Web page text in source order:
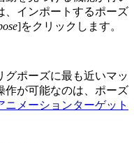
、インポートするポーズ
]をクリックします。
グポーズに最も近いマッ
作が可能なのは、ポーズ
ニメーションターゲット